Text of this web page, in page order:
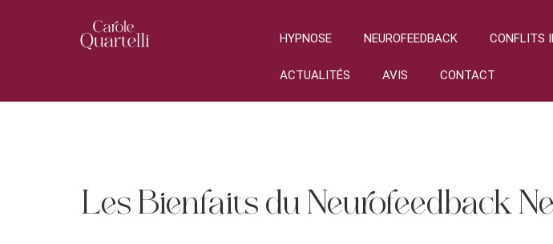
HYPNOSE NEUROFEEDBACK CONFLITS
ACTUALITÉS AVIS CONTACT
Les Bienfaits du Neurofeedback